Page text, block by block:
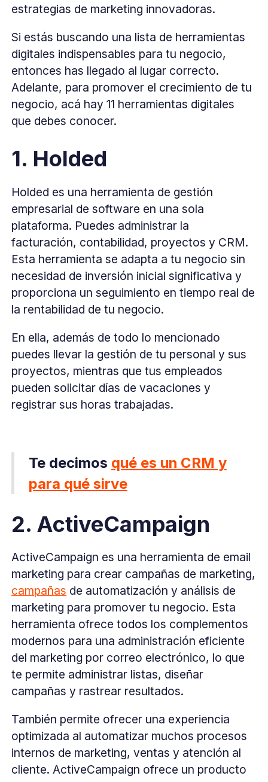
estrategias de marketing innovadoras.
Si estás buscando una lista de herramientas
digitales indispensables para tu negocio,
entonces has llegado al lugar correcto.
Adelante, para promover el crecimiento de tu
negocio, acá hay 11 herramientas digitales
que debes conocer.
1. Holded
Holded es una herramienta de gestión
empresarial de software en una sola
plataforma. Puedes administrar la
facturación, contabilidad, proyectos y CRM.
Esta herramienta se adapta a tu negocio sin
necesidad de inversión inicial significativa y
proporciona un seguimiento en tiempo real de
la rentabilidad de tu negocio.
En ella, además de todo lo mencionado
puedes llevar la gestión de tu personal y sus
proyectos, mientras que tus empleados
pueden solicitar días de vacaciones y
registrar sus horas trabajadas.
Te decimos qué es un CRM y
para qué sirve
2. ActiveCampaign
ActiveCampaign es una herramienta de email
marketing para crear campañas de marketing,
campañas de automatización y análisis de
marketing para promover tu negocio. Esta
herramienta ofrece todos los complementos
modernos para una administración eficiente
del marketing por correo electrónico, lo que
te permite administrar listas, diseñar
campañas y rastrear resultados.
También permite ofrecer una experiencia
optimizada al automatizar muchos procesos
internos de marketing, ventas y atención al
cliente. ActiveCampaign ofrece un producto